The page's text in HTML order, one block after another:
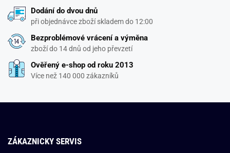
Dodání do dvou dnů
při objednávce zboží skladem do 12:00
Bezproblémové vrácení a výměna
zboží do 14 dnů od jeho převzetí
Ověřený e-shop od roku 2013
Více než 140 000 zákazníků
ZÁKAZNICKY SERVIS